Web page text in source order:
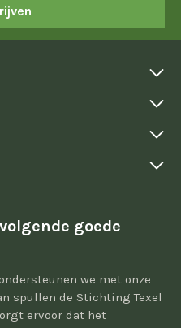
goede
we met onze
spullen de Stichting Texel
ervoor dat het